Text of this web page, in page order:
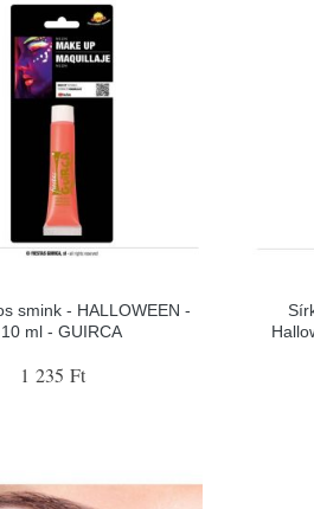
smink - HALLOWEEN -
10 ml - GUIRCA
1 235 Ft